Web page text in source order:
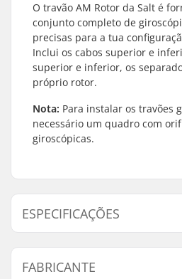
O travão AM Rotor da Salt é
conjunto completo de
precisas para a tua
Inclui os cabos superior e
superior e inferior, os
próprio rotor.
Nota: Para instalar os travões
necessário um quadro com
giroscópicas.
ESPECIFICAÇÕES
BMX Brake:
Compatível com Gyro:
FABRICANTE